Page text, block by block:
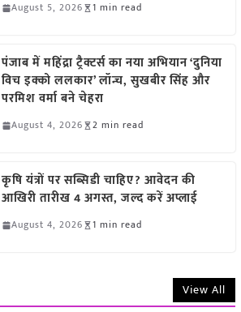
August 5, 2026 1 min read
पंजाब में महिंद्रा ट्रैक्टर्स का नया अभियान ‘दुनिया
विच इक्को ललकार’ लॉन्च, सुखबीर सिंह और
परमिश वर्मा बने चेहरा
August 4, 2026 2 min read
कृषि यंत्रों पर सब्सिडी चाहिए? आवेदन की
आखिरी तारीख 4 अगस्त, जल्द करें अप्लाई
August 4, 2026 1 min read
View All